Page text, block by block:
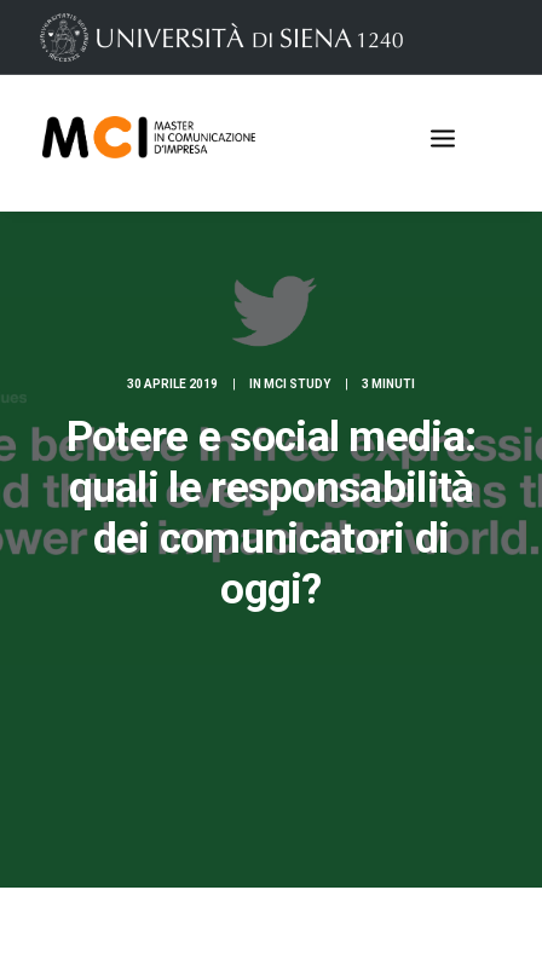
Iscrizioni
30 APRILE 2019 IN MCI STUDY 3 MINUTI
Potere e social media:
quali le responsabilità
dei comunicatori di
oggi?